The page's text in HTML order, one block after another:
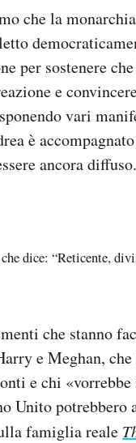
che la
per sostenere
e
vari
è
ancora diffuso.
dice: “Reticente,
che stanno
e Meghan,
e chi «vorrebbe
Unito potrebbero
famiglia reale